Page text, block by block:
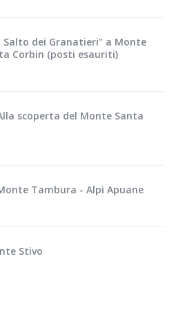
Salto dei Granatieri" a Monte
Corbin (posti esauriti)
scoperta del Monte Santa
Tambura - Alpi Apuane
Stivo